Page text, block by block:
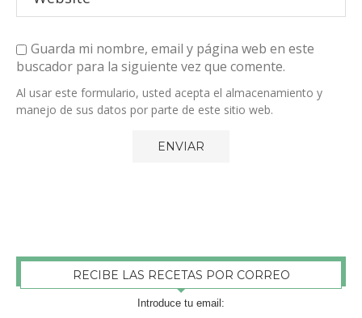
Guarda mi nombre, email y página web en este
buscador para la siguiente vez que comente.
Al usar este formulario, usted acepta el almacenamiento y
manejo de sus datos por parte de este sitio web.
RECIBE LAS RECETAS POR CORREO
Introduce tu email: